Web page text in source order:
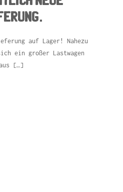
auf Lager! Nahezu
ein großer Lastwagen
[…]